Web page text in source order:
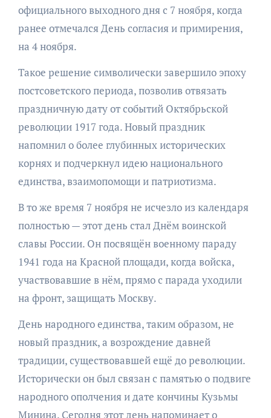
официального выходного дня с 7 ноября, когда
ранее отмечался День согласия и примирения,
на 4 ноября.
Такое решение символически завершило эпоху
постсоветского периода, позволив отвязать
праздничную дату от событий Октябрьской
революции 1917 года. Новый праздник
напомнил о более глубинных исторических
корнях и подчеркнул идею национального
единства, взаимопомощи и патриотизма.
В то же время 7 ноября не исчезло из календаря
полностью — этот день стал Днём воинской
славы России. Он посвящён военному параду
1941 года на Красной площади, когда войска,
участвовавшие в нём, прямо с парада уходили
на фронт, защищать Москву.
День народного единства, таким образом, не
новый праздник, а возрождение давней
традиции, существовавшей ещё до революции.
Исторически он был связан с памятью о подвиге
народного ополчения и дате кончины Кузьмы
Минина. Сегодня этот день напоминает о